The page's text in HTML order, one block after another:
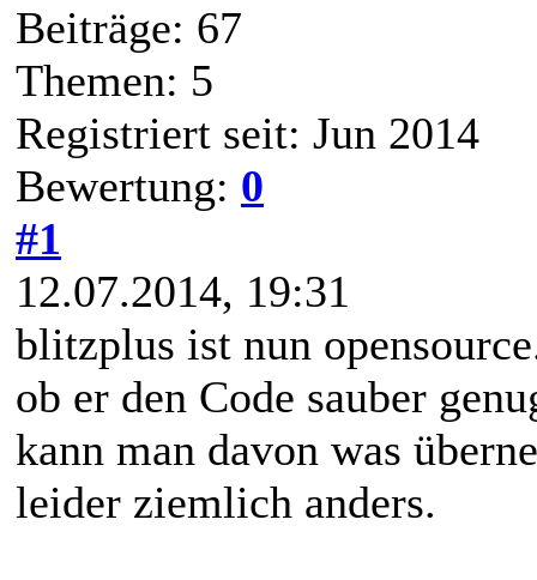
Beiträge: 67
Themen: 5
Registriert seit: Jun 2014
Bewertung: 0
#1
12.07.2014, 19:31
blitzplus ist nun
ob er den Code sauber
kann man davon was
leider ziemlich anders.